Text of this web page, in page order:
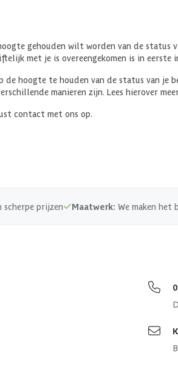
gehouden wilt worden van de status
met je is overeengekomen is in eerste
hoogte te houden van de status van je
manieren zijn. Lees hierover
contact met ons op.
scherpe prijzen Maatwerk: We maken het